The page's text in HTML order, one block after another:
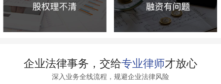
企业法律事务，交给专业律师才放心
深入业务全线流程，规避企业法律风险